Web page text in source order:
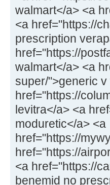
walmart</a> <a
<a href="https://
prescription
href="https://
walmart</a> <a
super/">generic
href="https://
levitra</a> <a
moduretic</a> <a
href="https://
href="https://
<a href="https://
benemid no